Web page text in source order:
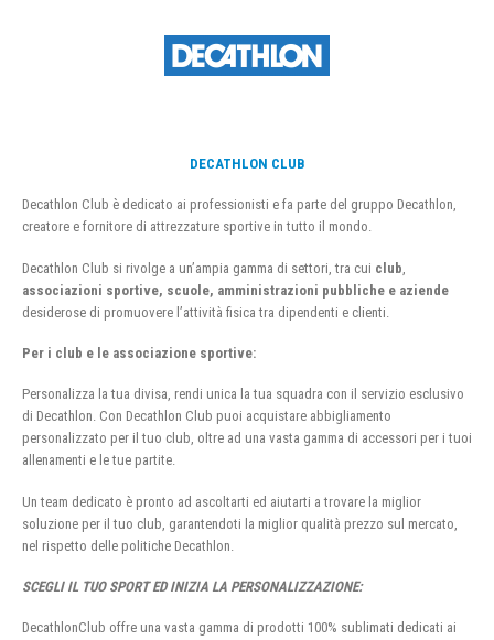
DECATHLON CLUB
Decathlon Club è dedicato ai professionisti e fa parte del gruppo Decathlon,
creatore e fornitore di attrezzature sportive in tutto il mondo.
Decathlon Club si rivolge a un’ampia gamma di settori, tra cui club
associazioni sportive, scuole, amministrazioni pubbliche e aziende
desiderose di promuovere l’attività fisica tra dipendenti e clienti.
Per i club e le associazione sportive:
Personalizza la tua divisa, rendi unica la tua squadra con il servizio esclusivo
di Decathlon. Con Decathlon Club puoi acquistare abbigliamento
personalizzato per il tuo club, oltre ad una vasta gamma di accessori per i tuoi
allenamenti e le tue partite.
Un team dedicato è pronto ad ascoltarti ed aiutarti a trovare la miglior
soluzione per il tuo club, garantendoti la miglior qualità prezzo sul mercato,
nel rispetto delle politiche Decathlon.
SCEGLI IL TUO SPORT ED INIZIA LA PERSONALIZZAZIONE:
DecathlonClub offre una vasta gamma di prodotti 100% sublimati dedicati ai